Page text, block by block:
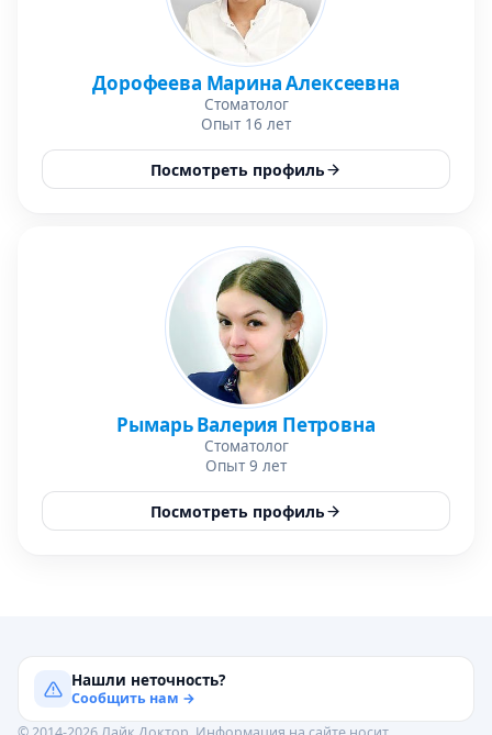
Дорофеева Марина Алексеевна
Стоматолог
Опыт 16 лет
Посмотреть профиль
Рымарь Валерия Петровна
Стоматолог
Опыт 9 лет
Посмотреть профиль
Нашли неточность?
Сообщить нам →